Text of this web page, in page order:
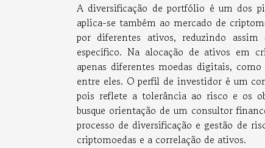
A diversificação de portfólio é um dos
aplica-se também ao mercado de
por diferentes ativos, reduzindo
específico. Na alocação de ativos em
apenas diferentes moedas digitais,
entre eles. O perfil de investidor é um
pois reflete a tolerância ao risco e os
busque orientação de um consultor
processo de diversificação e gestão de
criptomoedas e a correlação de ativos.